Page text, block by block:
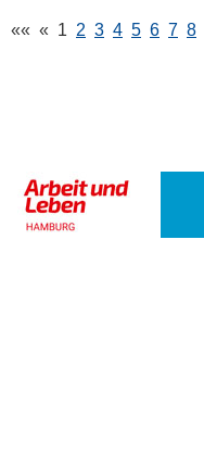
«« « 1 2 3 4 5 6 7 8